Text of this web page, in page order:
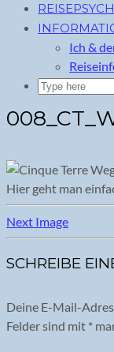
Ich &
Hier geht man
Next Image
SCHREIBE
Deine E-Mail-
Felder sind mit *